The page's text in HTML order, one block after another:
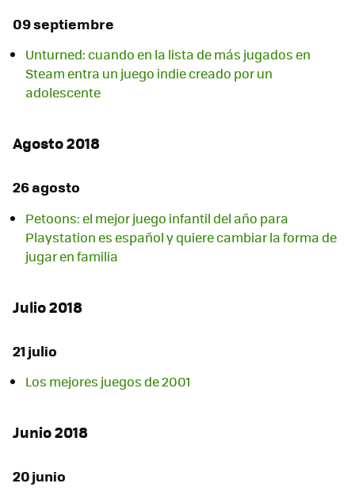
09 septiembre
Unturned: cuando en la lista de más jugados en
Steam entra un juego indie creado por un
adolescente
Agosto 2018
26 agosto
Petoons: el mejor juego infantil del año para
Playstation es español y quiere cambiar la forma de
jugar en familia
Julio 2018
21 julio
Los mejores juegos de 2001
Junio 2018
20 junio